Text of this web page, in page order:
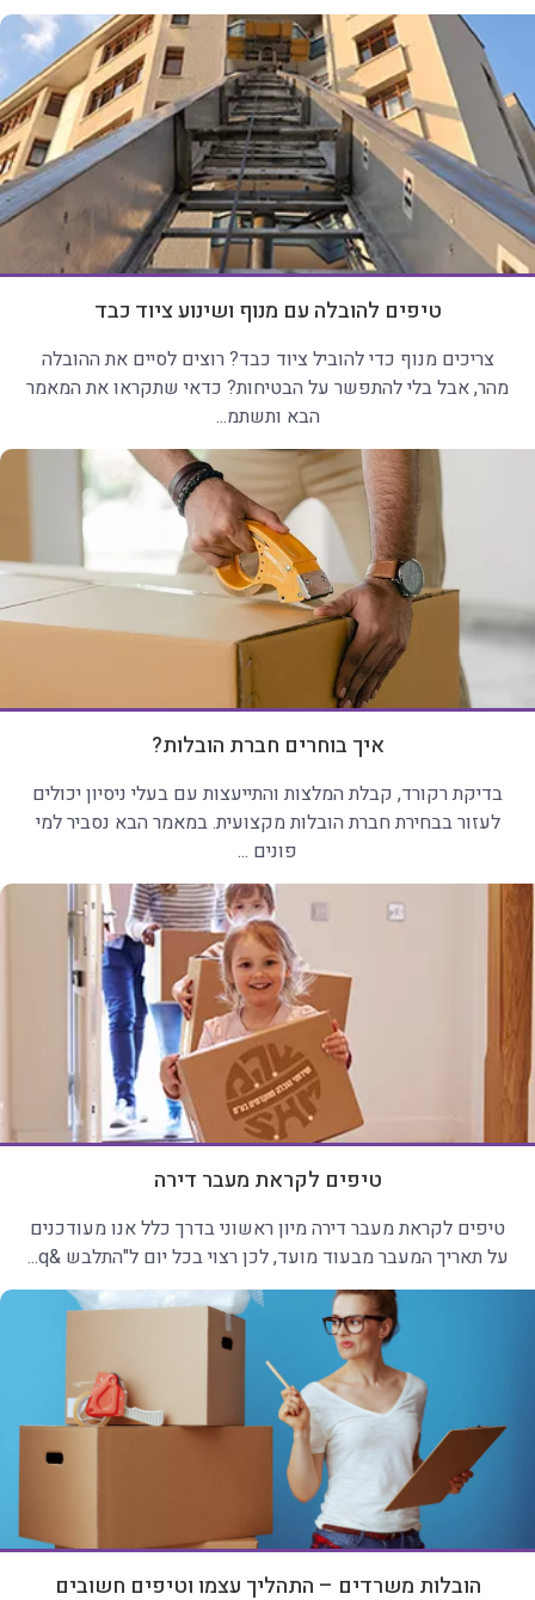
טיפים להובלה עם מנוף ושינוע ציוד כבד
צריכים מנוף כדי להוביל ציוד כבד? רוצים לסיים את ההובלה
מהר, אבל בלי להתפשר על הבטיחות? כדאי שתקראו את המאמר
הבא ותשתמ...
איך בוחרים חברת הובלות?
בדיקת רקורד, קבלת המלצות והתייעצות עם בעלי ניסיון יכולים
לעזור בבחירת חברת הובלות מקצועית. במאמר הבא נסביר למי
פונים ...
טיפים לקראת מעבר דירה
טיפים לקראת מעבר דירה מיון ראשוני בדרך כלל אנו מעודכנים
על תאריך המעבר מבעוד מועד, לכן רצוי בכל יום ל"התלבש &q...
הובלות משרדים – התהליך עצמו וטיפים חשובים